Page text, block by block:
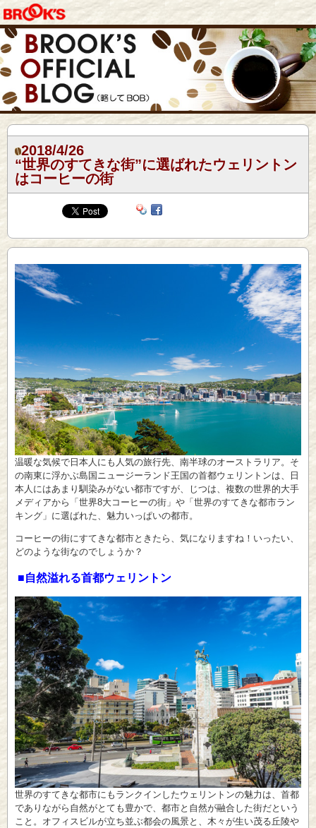
2018/4/26
“世界のすてきな街”に選ばれたウェリントン
はコーヒーの街
温暖な気候で日本人にも人気の旅行先、南半球のオーストラリア。そ
の南東に浮かぶ島国ニュージーランド王国の首都ウェリントンは、日
本人にはあまり馴染みがない都市ですが、じつは、複数の世界的大手
メディアから「世界8大コーヒーの街」や「世界のすてきな都市ラン
キング」に選ばれた、魅力いっぱいの都市。
コーヒーの街にすてきな都市ときたら、気になりますね！いったい、
どのような街なのでしょうか？
■自然溢れる首都ウェリントン
世界のすてきな都市にもランクインしたウェリントンの魅力は、首都
でありながら自然がとても豊かで、都市と自然が融合した街だという
こと。オフィスビルが立ち並ぶ都会の風景と、木々が生い茂る丘陵や